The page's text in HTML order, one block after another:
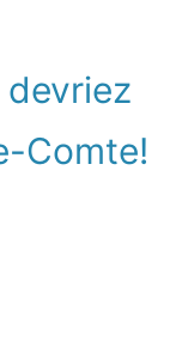
Comte!